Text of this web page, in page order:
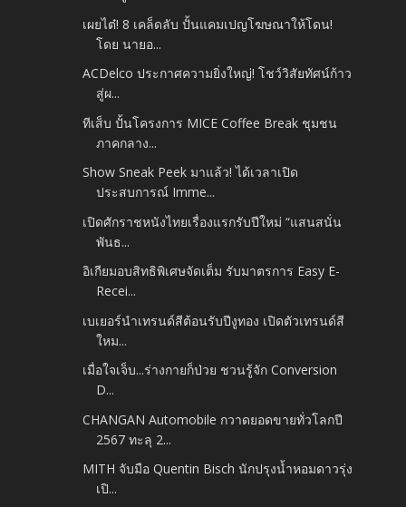
เผยไต๋! 8 เคล็ดลับ ปั้นแคมเปญโฆษณาให้โดน!
โดย นายอ...
ACDelco ประกาศความยิ่งใหญ่! โชว์วิสัยทัศน์ก้าว
สู่ผ...
ทีเส็บ ปั้นโครงการ MICE Coffee Break ชุมชน
ภาคกลาง...
Show Sneak Peek มาแล้ว! ได้เวลาเปิด
ประสบการณ์ Imme...
เปิดศักราชหนังไทยเรื่องแรกรับปีใหม่ “แสนสนั่น
พันธ...
อิเกียมอบสิทธิพิเศษจัดเต็ม รับมาตรการ Easy E-
Recei...
เบเยอร์นำเทรนด์สีต้อนรับปีงูทอง เปิดตัวเทรนด์สี
ใหม...
เมื่อใจเจ็บ...ร่างกายก็ป่วย ชวนรู้จัก Conversion
D...
CHANGAN Automobile กวาดยอดขายทั่วโลกปี
2567 ทะลุ 2...
MITH จับมือ Quentin Bisch นักปรุงน้ำหอมดาวรุ่ง
เปิ...